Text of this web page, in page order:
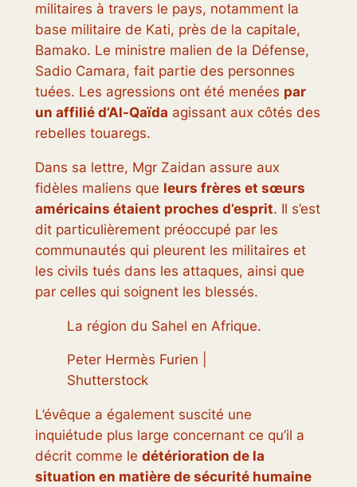
militaires à travers le pays, notamment la
base militaire de Kati, près de la capitale,
Bamako. Le ministre malien de la Défense,
Sadio Camara, fait partie des personnes
tuées. Les agressions ont été menées par
un affilié d’Al-Qaïda agissant aux côtés des
rebelles touaregs.
Dans sa lettre, Mgr Zaidan assure aux
fidèles maliens que leurs frères et sœurs
américains étaient proches d’esprit. Il s’est
dit particulièrement préoccupé par les
communautés qui pleurent les militaires et
les civils tués dans les attaques, ainsi que
par celles qui soignent les blessés.
La région du Sahel en Afrique.
Peter Hermès Furien |
Shutterstock
L’évêque a également suscité une
inquiétude plus large concernant ce qu’il a
décrit comme le détérioration de la
situation en matière de sécurité humaine